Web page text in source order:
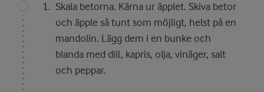
Skala betorna. Kärna ur äpplet. Skiva betor
och äpple så tunt som möjligt, helst på en
mandolin. Lägg dem i en bunke och
blanda med dill, kapris, olja, vinäger, salt
och peppar.